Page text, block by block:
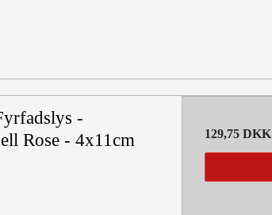
-
Rose - 4x11cm
129,75 DKK